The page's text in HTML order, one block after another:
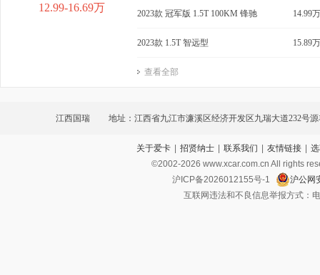
12.99-16.69万 2023款 冠军版 1.5T 100KM 锋驰 14.99万
2023款 1.5T 智远型 15.89万
查看全部
江西国瑞 地址：江西省九江市濂溪区经济开发区九瑞大道232号
期4栋不分单元101
关于爱卡 | 招贤纳士 | 联系我们 | 友情链接 |
©2002-2026 www.xcar.com.cn All rights
沪ICP备2026012155号-1
沪公网
互联网违法和不良信息举报方式：